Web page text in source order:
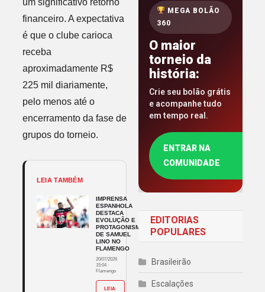
financeiro. A expectativa
é que o clube carioca
receba
aproximadamente R$
225 mil diariamente,
pelo menos até o
encerramento da fase de
grupos do torneio.
LEIA TAMBÉM
IMPRENSA
ESPANHOLA
DESTACA
EVOLUÇÃO E
PROTAGONISMO
DE SAMUEL
LINO NO
FLAMENGO
20/07/2026
15:04 ·
Flamengo
LEIA
MEGA BOLÃO
360
O maior
torneio da
história:
Crie seu bolão grátis
e acompanhe tudo
em tempo real.
ENTRAR NA
COMUNIDADE
EDITORIAS
POPULARES
Brasileirão
Escalações